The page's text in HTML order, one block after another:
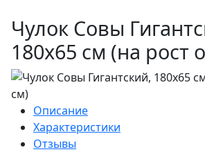
Чулок Совы
180х65 см ­(на рост
Описание
Характеристики
Отзывы